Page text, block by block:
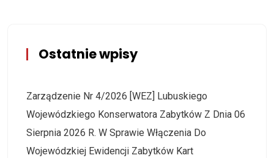
Ostatnie wpisy
Zarządzenie Nr 4/2026 [WEZ] Lubuskiego
Wojewódzkiego Konserwatora Zabytków Z Dnia 06
Sierpnia 2026 R. W Sprawie Włączenia Do
Wojewódzkiej Ewidencji Zabytków Kart